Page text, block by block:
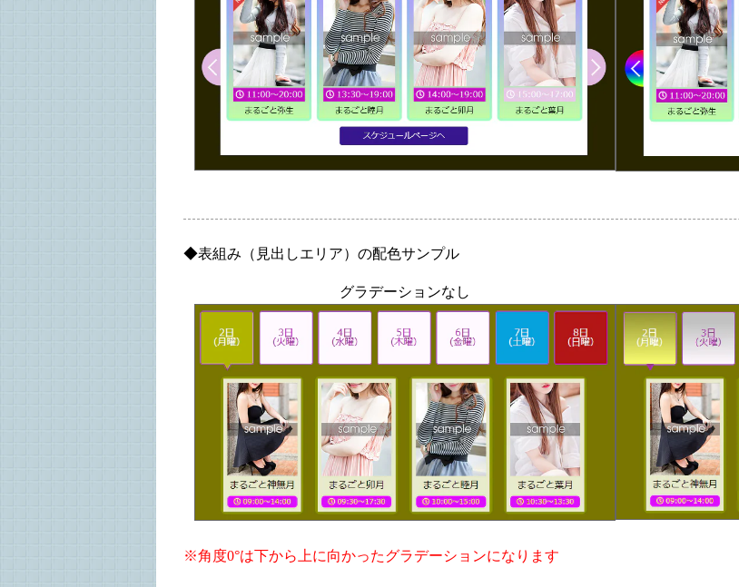
◆表組み（見出しエリア）の配色サンプル
グラデーションなし
※角度0°は下から上に向かったグラデーションになります